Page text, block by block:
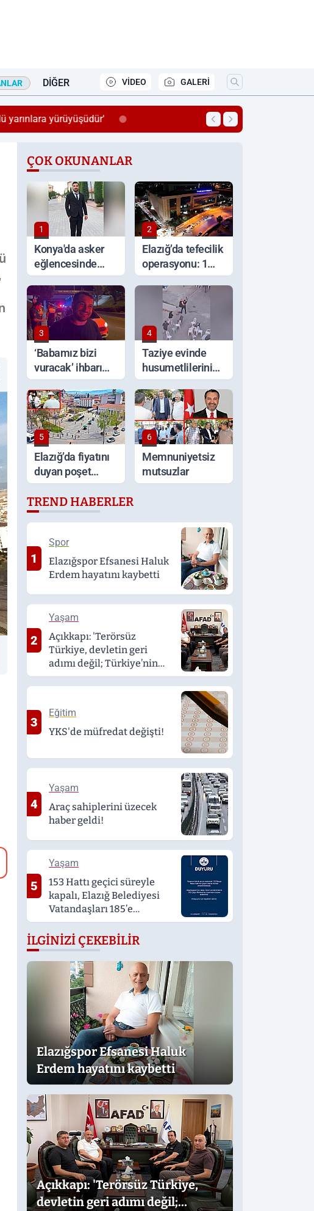
DIĞER VİDEO GALERİ
13:31 YKS'de müfredat değişti!
ÇOK OKUNANLAR
1
Konya'da asker
eğlencesinde
bıçakla kavga: 1
ölü
2
Elazığ’da tefecilik
operasyonu: 1
Milyar TL'lik
vurgun, 6
tutuklama
3
‘Babamız bizi
vuracak’ ihbarı
ortalığı karıştırdı
4
Taziye evinde
husumetlilerini
tabancayla
kovaladı
5
Elazığ’da fiyatını
duyan poşet
poşet aldı
6
Memnuniyetsiz
mutsuzlar
TREND HABERLER
1
Spor
Elazığspor Efsanesi Haluk
Erdem hayatını kaybetti
2
Yaşam
Açıkkapı: 'Terörsüz
Türkiye, devletin geri
adımı değil; Türkiye’nin
daha güçlü yarınlara
yürüyüşüdür'
3
Eğitim
YKS'de müfredat değişti!
4
Yaşam
Araç sahiplerini üzecek
haber geldi!
5
Yaşam
153 Hattı geçici süreyle
kapalı, Elazığ Belediyesi
Vatandaşları 185’e
yönlendirdi
İLGINIZI ÇEKEBILIR
Elazığspor Efsanesi Haluk
Erdem hayatını kaybetti
Açıkkapı: 'Terörsüz Türkiye,
devletin geri adımı değil;